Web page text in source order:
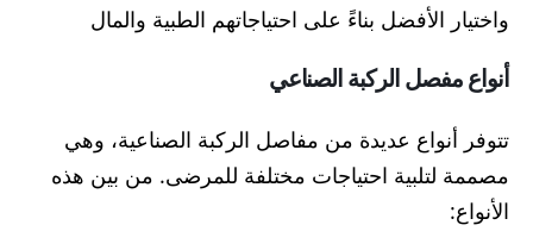
واختيار الأفضل بناءً على احتياجاتهم الطبية والمال
أنواع مفصل الركبة الصناعي
تتوفر أنواع عديدة من مفاصل الركبة الصناعية، وهي
مصممة لتلبية احتياجات مختلفة للمرضى. من بين هذه
الأنواع: